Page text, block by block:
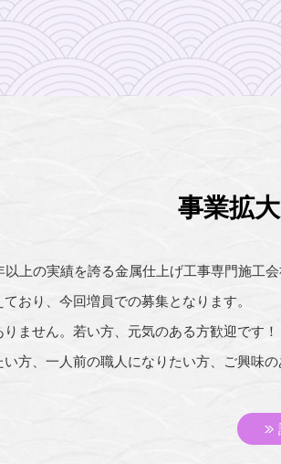
事業拡
上の実績を誇る金属仕上げ工事専門施工会
おり、今回増員での募集となります。
ません。若い方、元気のある方歓迎です！
方、一人前の職人になりたい方、ご興味の